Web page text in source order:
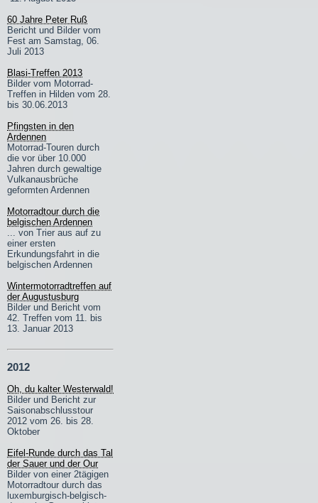
60 Jahre Peter Ruß
Bericht und Bilder vom
Fest am Samstag, 06.
Juli 2013
Blasi-Treffen 2013
Bilder vom Motorrad-
Treffen in Hilden vom 28.
bis 30.06.2013
Pfingsten in den
Ardennen
Motorrad-Touren durch
die vor über 10.000
Jahren durch gewaltige
Vulkanausbrüche
geformten Ardennen
Motorradtour durch die
belgischen Ardennen
... von Trier aus auf zu
einer ersten
Erkundungsfahrt in die
belgischen Ardennen
Wintermotorradtreffen auf
der Augustusburg
Bilder und Bericht vom
42. Treffen vom 11. bis
13. Januar 2013
2012
Oh, du kalter Westerwald!
Bilder und Bericht zur
Saisonabschlusstour
2012 vom 26. bis 28.
Oktober
Eifel-Runde durch das Tal
der Sauer und der Our
Bilder von einer 2tägigen
Motorradtour durch das
luxemburgisch-belgisch-